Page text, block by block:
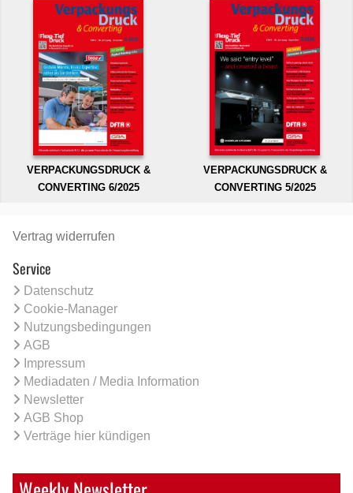
VERPACKUNGSDRUCK &
CONVERTING 6/2025
VERPACKUNGSDRUCK &
CONVERTING 5/2025
Vertrag widerrufen
Service
Datenschutz
Cookie-Manager
Nutzungsbedingungen
AGB
Impressum
Mediadaten / Media Information
Newsletter
AGB Shop
Verträge hier kündigen